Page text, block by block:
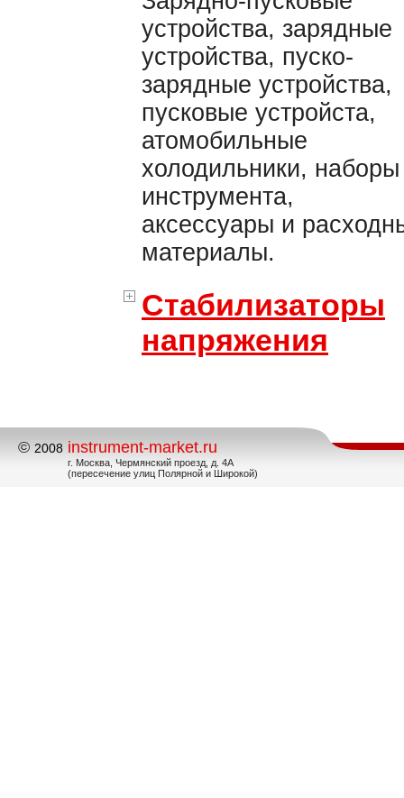
устройства, зарядные
устройства, пуско-
зарядные устройства,
пусковые устройста,
атомобильные
холодильники, наборы
инструмента,
аксессуары и
материалы.
Стабилизаторы
напряжения
© 2008 instrument-market.ru
г. Москва, Чермянский проезд, д. 4А
(пересечение улиц Полярной и Широкой)